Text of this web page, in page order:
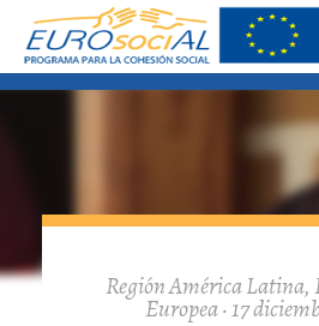
Región América Latina,
Europea · 17